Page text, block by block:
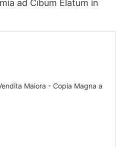
ad Cibum Elatum in